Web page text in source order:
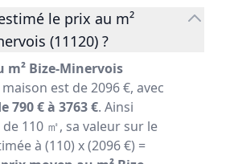
le prix au m²
(11120) ?
m² Bize-Minervois
est de 2096 €, avec
790 € à 3763 €. Ainsi
110 ㎡, sa valeur sur le
à (110) x (2096 €) =